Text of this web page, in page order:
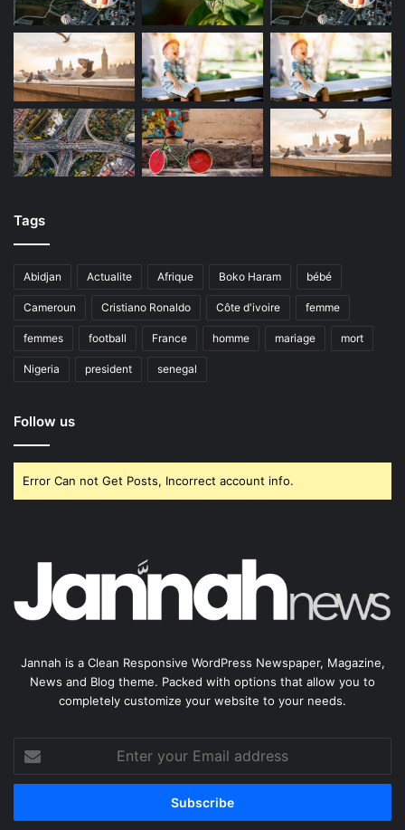
Tags
Abidjan Actualite Afrique Boko Haram bébé
Cameroun Cristiano Ronaldo Côte d'ivoire femme
femmes football France homme mariage mort
Nigeria president senegal
Follow us
Error Can not Get Posts, Incorrect account info.
Jannah is a Clean Responsive WordPress Newspaper, Magazine,
News and Blog theme. Packed with options that allow you to
completely customize your website to your needs.
your
Email